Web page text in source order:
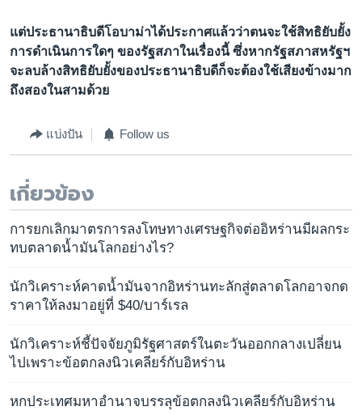
แต่ประธานาธิบดีโอบาม่าได้ประกาศแล้วว่าตนจะใช้สิทธิยับยั้ง
การดำเนินการใดๆ ของรัฐสภาในเรื่องนี้ ซึ่งหากรัฐสภาสหรัฐฯ
จะลบล้างสิทธิยับยั้งของประธานาธิบดีก็จะต้องใช้เสียงข้างมาก
ถึงสองในสามด้วย
แบ่งปัน Follow us
เกี่ยวข้อง
การยกเลิกมาตรการลงโทษทางเศรษฐกิจต่ออิหร่านมีผลกระ
ทบตลาดน้ำมันโลกอย่างไร?
นักวิเคราะห์คาดน้ำมันจากอิหร่านทะลักสู่ตลาดโลกอาจกด
ราคาให้ลงมาอยู่ที่ $40/บาร์เรล
นักวิเคราะห์ชี้ปัจจัยภูมิรัฐศาสตร์ในตะวันออกกลางเปลี่ยน
ไปเพราะข้อตกลงนิวเคลียร์กับอิหร่าน
หกประเทศมหาอำนาจบรรลุข้อตกลงนิวเคลียร์กับอิหร่าน